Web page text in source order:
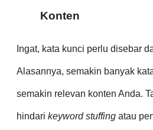
Konten
Ingat, kata kunci perlu disebar
Alasannya, semakin banyak
semakin relevan konten Anda.
hindari keyword stuffing atau